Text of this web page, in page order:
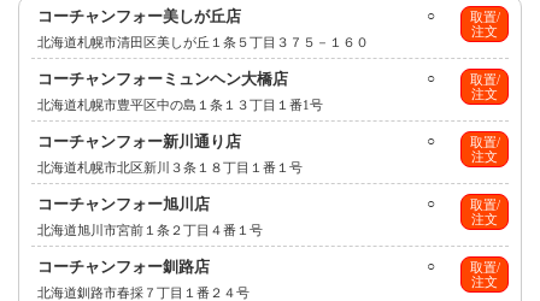
取置/
注文
○
コーチャンフォー美しが丘店
北海道札幌市清田区美しが丘１条５丁目３７５－１６０
取置/
注文
○
コーチャンフォーミュンヘン大橋店
北海道札幌市豊平区中の島１条１３丁目１番1号
取置/
注文
○
コーチャンフォー新川通り店
北海道札幌市北区新川３条１８丁目１番１号
取置/
注文
○
コーチャンフォー旭川店
北海道旭川市宮前１条２丁目４番１号
取置/
注文
○
コーチャンフォー釧路店
北海道釧路市春採７丁目１番２４号